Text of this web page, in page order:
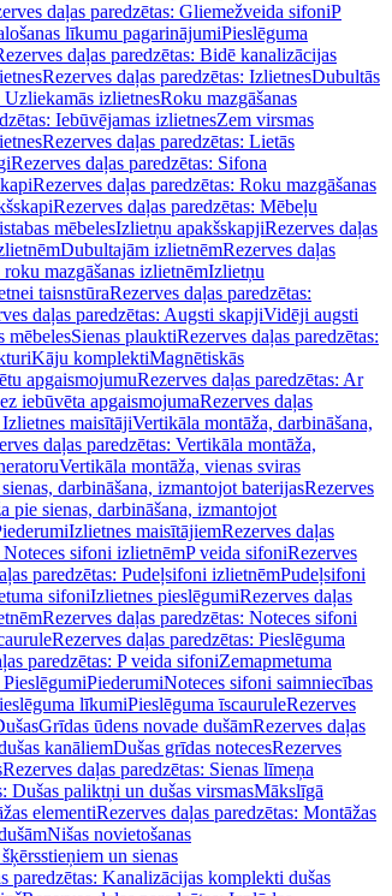
daļas paredzētas: Gliemežveida sifoniP
līkumu pagarinājumiPieslēguma
daļas paredzētas: Bidē kanalizācijas
Rezerves daļas paredzētas: IzlietnesDubultās
Uzliekamās izlietnesRoku mazgāšanas
Iebūvējamas izlietnesZem virsmas
Rezerves daļas paredzētas: Lietās
Rezerves daļas paredzētas: Sifona
Rezerves daļas paredzētas: Roku mazgāšanas
Rezerves daļas paredzētas: Mēbeļu
mēbelesIzlietņu apakšskapjiRezerves daļas
Dubultajām izlietnēmRezerves daļas
mazgāšanas izlietnēmIzlietņu
taisnstūraRezerves daļas paredzētas:
daļas paredzētas: Augsti skapjiVidēji augsti
mēbelesSienas plauktiRezerves daļas paredzētas:
Kāju komplektiMagnētiskās
apgaismojumuRezerves daļas paredzētas: Ar
iebūvēta apgaismojumaRezerves daļas
maisītājiVertikāla montāža, darbināšana,
daļas paredzētas: Vertikāla montāža,
Vertikāla montāža, vienas sviras
darbināšana, izmantojot baterijasRezerves
pie sienas, darbināšana, izmantojot
Izlietnes maisītājiemRezerves daļas
Noteces sifoni izlietnēmP veida sifoniRezerves
paredzētas: Pudeļsifoni izlietnēmPudeļsifoni
sifoniIzlietnes pieslēgumiRezerves daļas
Rezerves daļas paredzētas: Noteces sifoni
Rezerves daļas paredzētas: Pieslēguma
paredzētas: P veida sifoniZemapmetuma
PieslēgumiPiederumiNoteces sifoni saimniecības
līkumiPieslēguma īscauruleRezerves
Grīdas ūdens novade dušāmRezerves daļas
kanāliemDušas grīdas notecesRezerves
Rezerves daļas paredzētas: Sienas līmeņa
Dušas paliktņi un dušas virsmasMākslīgā
elementiRezerves daļas paredzētas: Montāžas
Nišas novietošanas
un sienas
paredzētas: Kanalizācijas komplekti dušas